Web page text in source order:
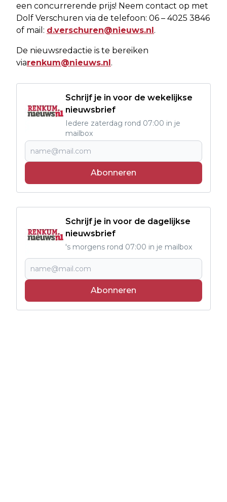
een concurrerende prijs! Neem contact op met
Dolf Verschuren via de telefoon: 06 – 4025 3846
of mail: d.verschuren@nieuws.nl.
De nieuwsredactie is te bereiken
viarenkum@nieuws.nl.
Schrijf je in voor de wekelijkse
nieuwsbrief
Iedere zaterdag rond 07:00 in je
mailbox
Abonneren
Schrijf je in voor de dagelijkse
nieuwsbrief
's morgens rond 07:00 in je mailbox
Abonneren